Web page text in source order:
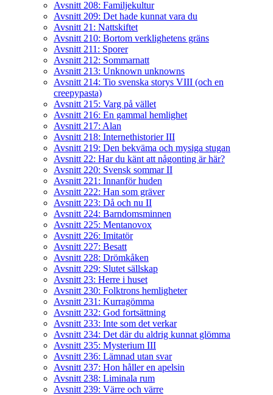
Avsnitt 208: Familjekultur
Avsnitt 209: Det hade kunnat vara du
Avsnitt 21: Nattskiftet
Avsnitt 210: Bortom verklighetens gräns
Avsnitt 211: Sporer
Avsnitt 212: Sommarnatt
Avsnitt 213: Unknown unknowns
Avsnitt 214: Tio svenska storys VIII (och en
creepypasta)
Avsnitt 215: Varg på vället
Avsnitt 216: En gammal hemlighet
Avsnitt 217: Alan
Avsnitt 218: Internethistorier III
Avsnitt 219: Den bekväma och mysiga stugan
Avsnitt 22: Har du känt att någonting är här?
Avsnitt 220: Svensk sommar II
Avsnitt 221: Innanför huden
Avsnitt 222: Han som gräver
Avsnitt 223: Då och nu II
Avsnitt 224: Barndomsminnen
Avsnitt 225: Mentanovox
Avsnitt 226: Imitatör
Avsnitt 227: Besatt
Avsnitt 228: Drömkåken
Avsnitt 229: Slutet sällskap
Avsnitt 23: Herre i huset
Avsnitt 230: Folktrons hemligheter
Avsnitt 231: Kurragömma
Avsnitt 232: God fortsättning
Avsnitt 233: Inte som det verkar
Avsnitt 234: Det där du aldrig kunnat glömma
Avsnitt 235: Mysterium III
Avsnitt 236: Lämnad utan svar
Avsnitt 237: Hon håller en apelsin
Avsnitt 238: Liminala rum
Avsnitt 239: Värre och värre